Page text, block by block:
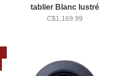
tablier Blanc lustré
33''x18'' Bristol BF-101
C$1,169.99